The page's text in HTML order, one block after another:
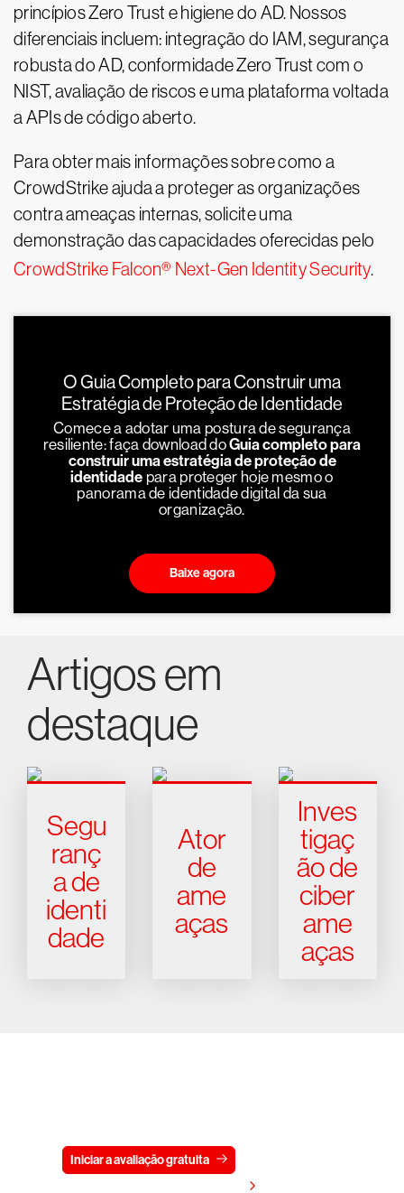
princípios Zero Trust e higiene do AD. Nossos
diferenciais incluem: integração do IAM, segurança
robusta do AD, conformidade Zero Trust com o
NIST, avaliação de riscos e uma plataforma voltada
a APIs de código aberto.
Para obter mais informações sobre como a
CrowdStrike ajuda a proteger as organizações
contra ameaças internas, solicite uma
demonstração das capacidades oferecidas pelo
CrowdStrike Falcon® Next-Gen Identity Security.
O Guia Completo para Construir uma
Estratégia de Proteção de Identidade
Comece a adotar uma postura de segurança
resiliente: faça download doGuia completo para
construir uma estratégia de proteção de
identidade para proteger hoje mesmo o
panorama de identidade digital da sua
organização.
Baixe agora
Artigos em
destaque
Segu
ranç
a de
identi
dade
Ator
de
ame
aças
Inves
tigaç
ão de
ciber
ame
aças
Iniciar a avaliação gratuita